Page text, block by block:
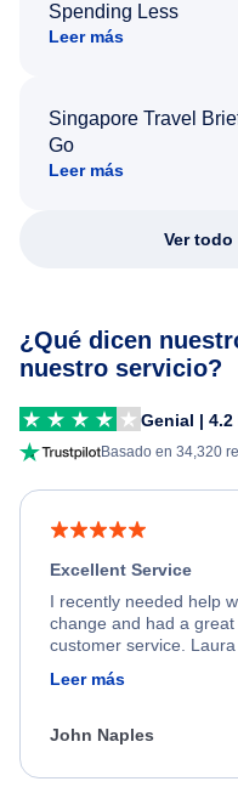
Spending Less
Leer más
Singapore Travel
Go
Leer más
Ver
¿Qué dicen
nuestro servicio?
Genial |
Basado en 34,320
Excellent Service
I recently needed help
change and had a
customer service.
friendly, and very
process. She quickly
appreciate her excellent
Leer más
John Naples